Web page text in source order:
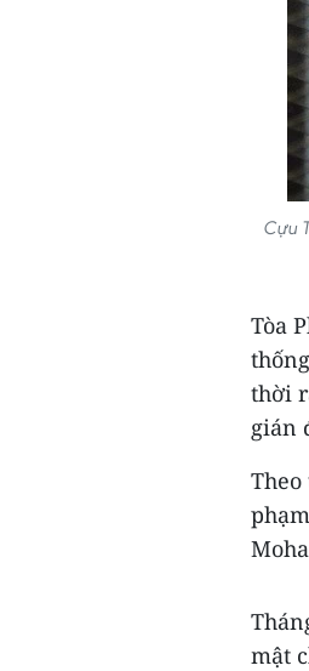
Cựu
Tòa
thời
gián
mật